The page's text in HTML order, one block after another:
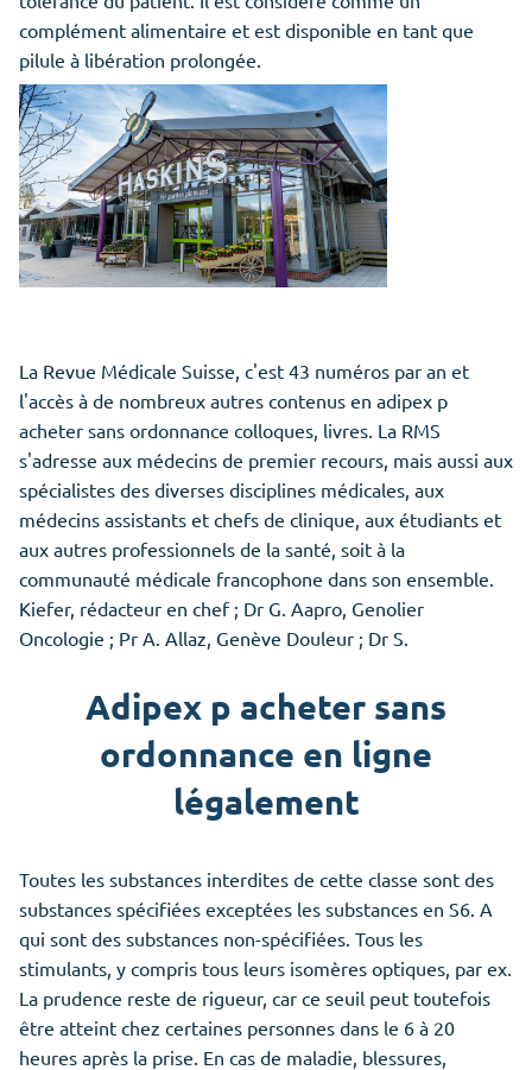
complément alimentaire et est disponible en tant que
pilule à libération prolongée.
La Revue Médicale Suisse, c'est 43 numéros par an et
l'accès à de nombreux autres contenus en adipex p
acheter sans ordonnance colloques, livres. La RMS
s'adresse aux médecins de premier recours, mais aussi aux
spécialistes des diverses disciplines médicales, aux
médecins assistants et chefs de clinique, aux étudiants et
aux autres professionnels de la santé, soit à la
communauté médicale francophone dans son ensemble.
Kiefer, rédacteur en chef ; Dr G. Aapro, Genolier
Oncologie ; Pr A. Allaz, Genève Douleur ; Dr S.
Adipex p acheter sans
ordonnance en ligne
légalement
Toutes les substances interdites de cette classe sont des
substances spécifiées exceptées les substances en S6. A
qui sont des substances non-spécifiées. Tous les
stimulants, y compris tous leurs isomères optiques, par ex.
La prudence reste de rigueur, car ce seuil peut toutefois
être atteint chez certaines personnes dans le 6 à 20
heures après la prise. En cas de maladie, blessures,